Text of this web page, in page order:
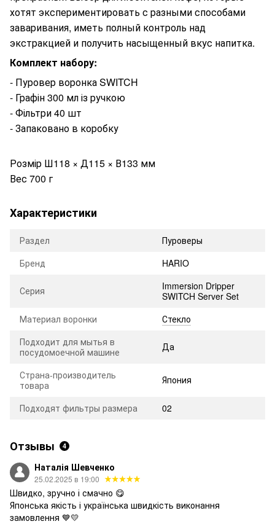
хотят экспериментировать с разными способами
заваривания, иметь полный контроль над
экстракцией и получить насыщенный вкус напитка.
Комплект набору:
- Пуровер воронка SWITCH
- Графін 300 мл із ручкою
- Фільтри 40 шт
- Запаковано в коробку
Розмір Ш118 × Д115 × В133 мм
Вес 700 г
Характеристики
Раздел
Пуроверы
Бренд
HARIO
Серия
Immersion Dripper
SWITCH Server Set
Материал воронки
Стекло
Подходит для мытья в
посудомоечной машине
Да
Страна-производитель
товара
Япония
Подходят фильтры размера 02
Отзывы 4
Наталія Шевченко
25.02.2025 в 19:00
Швидко, зручно і смачно 😋
Японська якість і українська швидкість виконання
замовлення 💙💛